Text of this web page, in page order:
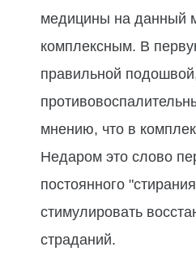
медицины на данный
комплексным. В
правильной
мнению, что в
Недаром это слово
постоянного
стимулировать
страданий.